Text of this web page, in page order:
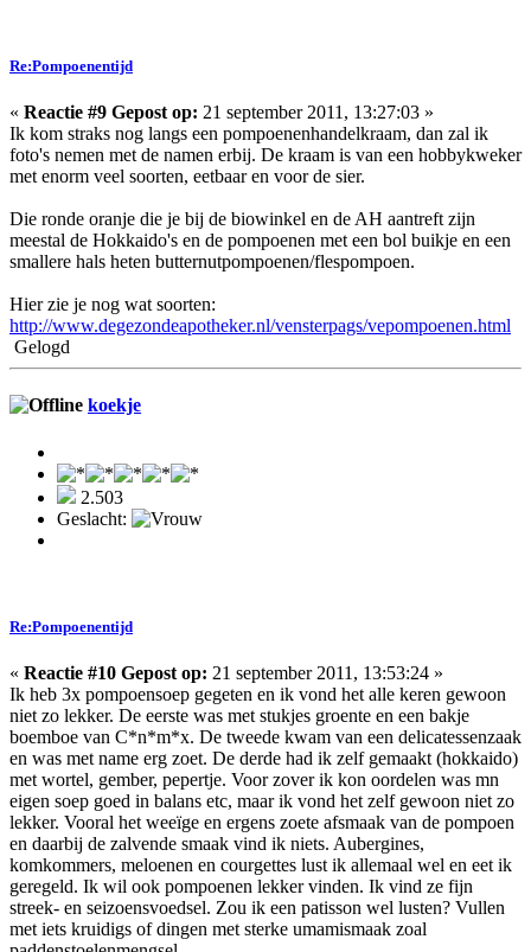
Re:Pompoenentijd
« Reactie #9 Gepost op: 21 september 2011, 13:27:03 »
Ik kom straks nog langs een pompoenenhandelkraam, dan zal ik
foto's nemen met de namen erbij. De kraam is van een hobbykweker
met enorm veel soorten, eetbaar en voor de sier.
Die ronde oranje die je bij de biowinkel en de AH aantreft zijn
meestal de Hokkaido's en de pompoenen met een bol buikje en een
smallere hals heten butternutpompoenen/flespompoen.
Hier zie je nog wat soorten:
http://www.degezondeapotheker.nl/vensterpags/vepompoenen.html
Gelogd
koekje
2.503
Geslacht:
Re:Pompoenentijd
« Reactie #10 Gepost op: 21 september 2011, 13:53:24 »
Ik heb 3x pompoensoep gegeten en ik vond het alle keren gewoon
niet zo lekker. De eerste was met stukjes groente en een bakje
boemboe van C*n*m*x. De tweede kwam van een delicatessenzaak
en was met name erg zoet. De derde had ik zelf gemaakt (hokkaido)
met wortel, gember, pepertje. Voor zover ik kon oordelen was mn
eigen soep goed in balans etc, maar ik vond het zelf gewoon niet zo
lekker. Vooral het weeïge en ergens zoete afsmaak van de pompoen
en daarbij de zalvende smaak vind ik niets. Aubergines,
komkommers, meloenen en courgettes lust ik allemaal wel en eet ik
geregeld. Ik wil ook pompoenen lekker vinden. Ik vind ze fijn
streek- en seizoensvoedsel. Zou ik een patisson wel lusten? Vullen
met iets kruidigs of dingen met sterke umamismaak zoal